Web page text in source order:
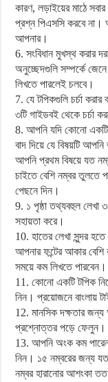
কারণ, লড়াইয়ের মাঠে
প্রশ্ন পিএসসি করবে না।
আপনার।
6. সংবিধান মুখস্থ করার
অনুচ্ছেদগুলি সম্পর্কে
লিখতে পারলেই চলবে।
7. যে টপিকগুলি চর্চা
৩টি গাইডবই থেকে চর্চা
8. আপনি যদি কোনো একটি
বাদ দিয়ে যে বিষয়টি
আপনি প্রথম বিষয়ে যত
চাইতে বেশি নম্বর তুলতে
পেছনে দিন।
9. ১ পৃষ্ঠা তথ্যবহুল লেখা ৩
সহায়তা করে।
10. হাতের লেখা সুন্দর
আপনার ফন্টের আকার
সময়ে কম লিখতে পারবেন।
11. কোনো একটি টপিক
নিন। প্রয়োজনে বাংলায়
12. মানসিক দক্ষতার জন্য
প্রশ্নোত্তর পড়ে ফেলুন।
13. আপনি অংক কম
নিন। ১৫ নম্বরের জন্য
নম্বর হারানোর আশংকা তত